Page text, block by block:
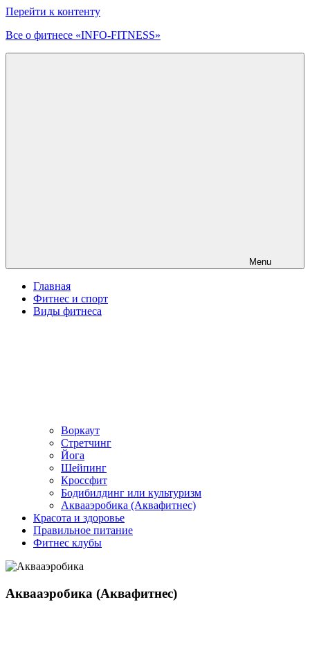
Перейти к контенту
Все о фитнесе «INFO-FITNESS»
Menu
Главная
Фитнес и спорт
Виды фитнеса
Воркаут
Стретчинг
Йога
Шейпинг
Кроссфит
Бодибилдинг или культуризм
Аквааэробика (Аквафитнес)
Красота и здоровье
Правильное питание
Фитнес клубы
Аквааэробика (Аквафитнес)